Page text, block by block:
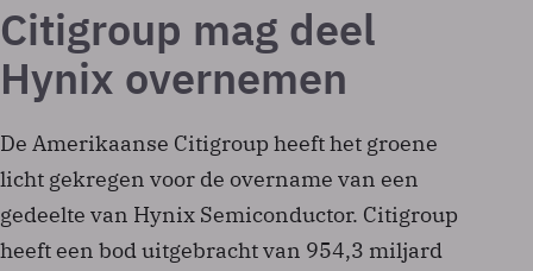
Citigroup mag deel
Hynix overnemen
De Amerikaanse Citigroup heeft het groene
licht gekregen voor de overname van een
gedeelte van Hynix Semiconductor. Citigroup
heeft een bod uitgebracht van 954,3 miljard